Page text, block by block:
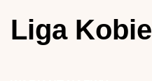
Liga